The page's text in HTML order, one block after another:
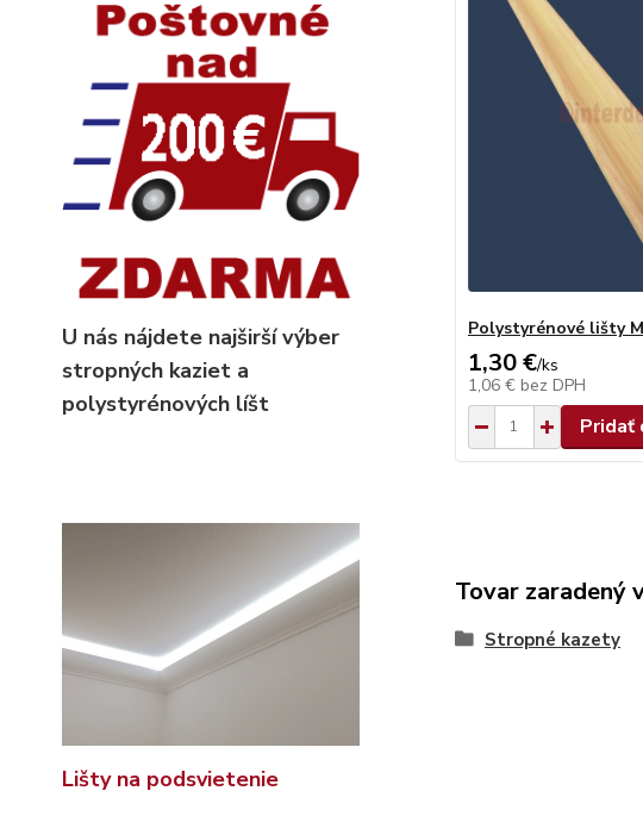
U nás nájdete najširší výber
stropných kaziet a
polystyrénových líšt
Lišty na podsvietenie
Polystyrénové lišty
1,30 €/ks
1,06 € bez DPH
Pridať
Tovar zaradený
Stropné kazety